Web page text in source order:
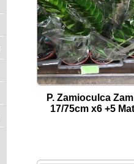
P. Zamioculca
17/75cm x6 +5